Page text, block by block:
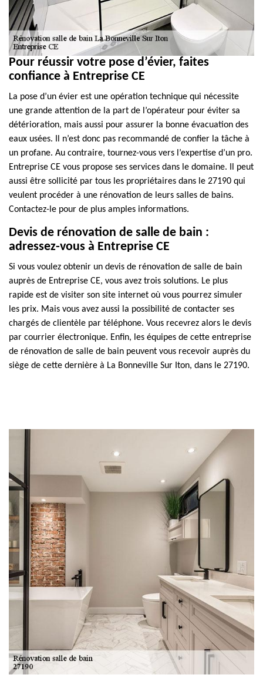
Pour réussir votre pose d’évier, faites
confiance à Entreprise CE
La pose d’un évier est une opération technique qui nécessite
une grande attention de la part de l’opérateur pour éviter sa
détérioration, mais aussi pour assurer la bonne évacuation des
eaux usées. Il n’est donc pas recommandé de confier la tâche à
un profane. Au contraire, tournez-vous vers l’expertise d’un pro.
Entreprise CE vous propose ses services dans le domaine. Il peut
aussi être sollicité par tous les propriétaires dans le 27190 qui
veulent procéder à une rénovation de leurs salles de bains.
Contactez-le pour de plus amples informations.
Devis de rénovation de salle de bain :
adressez-vous à Entreprise CE
Si vous voulez obtenir un devis de rénovation de salle de bain
auprès de Entreprise CE, vous avez trois solutions. Le plus
rapide est de visiter son site internet où vous pourrez simuler
les prix. Mais vous avez aussi la possibilité de contacter ses
chargés de clientèle par téléphone. Vous recevrez alors le devis
par courrier électronique. Enfin, les équipes de cette entreprise
de rénovation de salle de bain peuvent vous recevoir auprès du
siège de cette dernière à La Bonneville Sur Iton, dans le 27190.